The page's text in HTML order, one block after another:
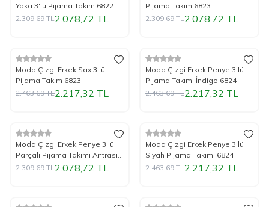
Yaka 3'lü Pijama Takım 6822
2.309,69TL2.078,72 TL
Pijama Takım 6823
2.309,69TL2.078,72 TL
%10İndirim
Yeni
Moda Çizgi Erkek Sax 3'lü
Pijama Takım 6823
2.463,69TL2.217,32 TL
%10İndirim
Yeni
Moda Çizgi Erkek Penye 3'lü
Pijama Takımı İndigo 6824
2.463,69TL2.217,32 TL
%10İndirim
Yeni
Moda Çizgi Erkek Penye 3'lü
Parçalı Pijama Takımı Antrasit
6823
2.309,69TL2.078,72 TL
%10İndirim
Yeni
Moda Çizgi Erkek Penye 3'lü
Siyah Pijama Takımı 6824
2.463,69TL2.217,32 TL